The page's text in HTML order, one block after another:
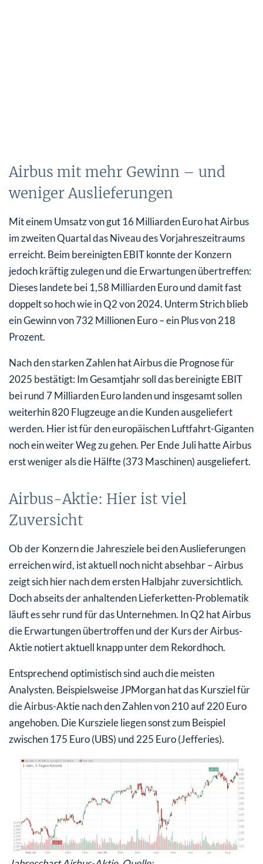
Airbus mit mehr Gewinn – und
weniger Auslieferungen
Mit einem Umsatz von gut 16 Milliarden Euro hat Airbus
im zweiten Quartal das Niveau des Vorjahreszeitraums
erreicht. Beim bereinigten EBIT konnte der Konzern
jedoch kräftig zulegen und die Erwartungen übertreffen:
Dieses landete bei 1,58 Milliarden Euro und damit fast
doppelt so hoch wie in Q2 von 2024. Unterm Strich blieb
ein Gewinn von 732 Millionen Euro – ein Plus von 218
Prozent.
Nach den starken Zahlen hat Airbus die Prognose für
2025 bestätigt: Im Gesamtjahr soll das bereinigte EBIT
bei rund 7 Milliarden Euro landen und insgesamt sollen
weiterhin 820 Flugzeuge an die Kunden ausgeliefert
werden. Hier ist für den europäischen Luftfahrt-Giganten
noch ein weiter Weg zu gehen. Per Ende Juli hatte Airbus
erst weniger als die Hälfte (373 Maschinen) ausgeliefert.
Airbus-Aktie: Hier ist viel
Zuversicht
Ob der Konzern die Jahresziele bei den Auslieferungen
erreichen wird, ist aktuell noch nicht absehbar – Airbus
zeigt sich hier nach dem ersten Halbjahr zuversichtlich.
Doch abseits der anhaltenden Lieferketten-Problematik
läuft es sehr rund für das Unternehmen. In Q2 hat Airbus
die Erwartungen übertroffen und der Kurs der Airbus-
Aktie notiert aktuell knapp unter dem Rekordhoch.
Entsprechend optimistisch sind auch die meisten
Analysten. Beispielsweise JPMorgan hat das Kursziel für
die Airbus-Aktie nach den Zahlen von 210 auf 220 Euro
angehoben. Die Kursziele liegen sonst zum Beispiel
zwischen 175 Euro (UBS) und 225 Euro (Jefferies).